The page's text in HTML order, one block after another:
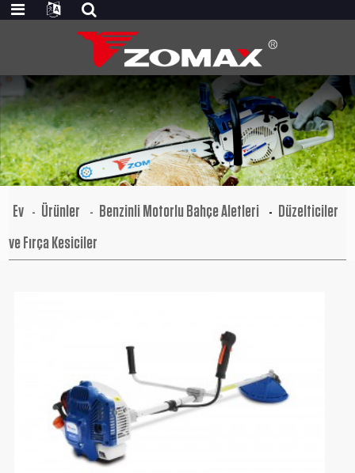
Ev Ürünler Benzinli Motorlu Bahçe Aletleri
Düzelticiler
ve Fırça Kesiciler